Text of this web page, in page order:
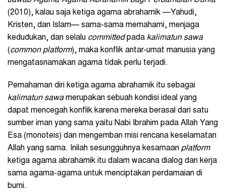
(2010), kalau saja ketiga agama abrahamik —Yahudi,
Kristen, dan Islam— sama-sama memahami, menjaga
kedudukan, dan selalu committedpada kalimatun sawa
(common platform), maka konflik antar-umat manusia yang
mengatasnamakan agama tidak perlu terjadi.
Pemahaman diri ketiga agama abrahamik itu sebagai
kalimatun sawamerupakan sebuah kondisi ideal yang
dapat mencegah konflik karena mereka berasal dari satu
sumber iman yang sama yaitu Nabi Ibrahim pada Allah Yang
Esa (monoteis) dan mengemban misi rencana keselamatan
Allah yang sama. Inilah sesungguhnya kesamaan platform
ketiga agama abrahamik itu dalam wacana dialog dan kerja
sama agama-agama untuk menciptakan perdamaian di
bumi.